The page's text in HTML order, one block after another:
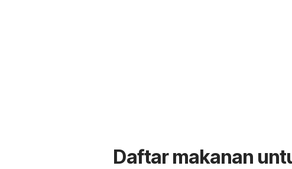
Daftar makanan